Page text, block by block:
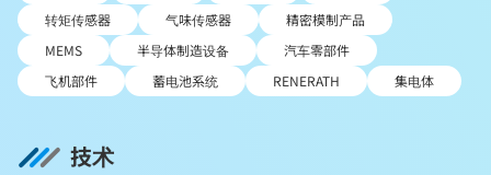
转矩传感器
气味传感器
精密模制产品
MEMS
半导体制造设备
汽车零部件
飞机部件
蓄电池系统 RENERATH 集电体
技术